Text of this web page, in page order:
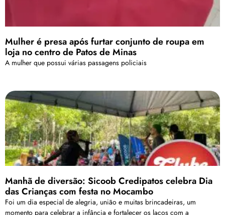
Mulher é presa após furtar conjunto de roupa em
loja no centro de Patos de Minas
A mulher que possui várias passagens policiais
Manhã de diversão: Sicoob Credipatos celebra Dia
das Crianças com festa no Mocambo
Foi um dia especial de alegria, união e muitas brincadeiras, um
momento para celebrar a infância e fortalecer os laços com a